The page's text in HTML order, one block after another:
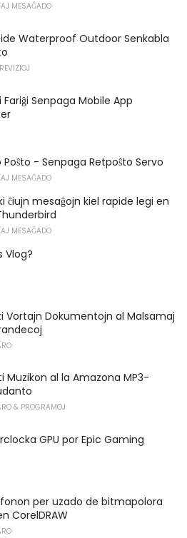
MESAĜADO
Waterproof Outdoor Senkabla
Fariĝi Senpaga Mobile App
Poŝto - Senpaga Retpoŝto Servo
MESAĜADO
ĉiujn mesaĝojn kiel rapide legi en
MESAĜADO
Vlog?
Vortajn Dokumentojn al Malsamaj
Muzikon al la Amazona MP3-
& PROGRAMOJ
GPU por Epic Gaming
per uzado de bitmapolora
CorelDRAW